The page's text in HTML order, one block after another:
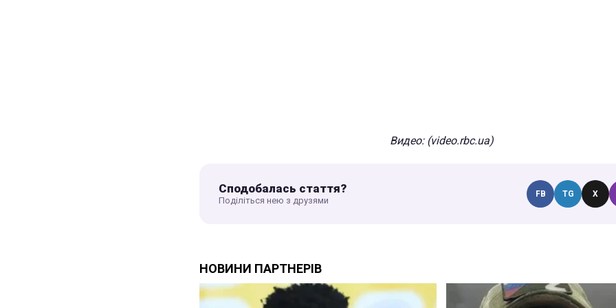
Видео: (video.rbc.ua)
Сподобалась стаття?
Поділіться нею з друзями
FB TG X